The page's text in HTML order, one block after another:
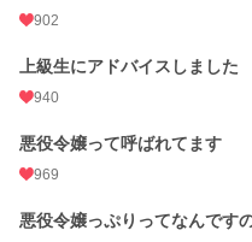
902
上級生にアドバイスしました
940
悪役令嬢って呼ばれてます
969
悪役令嬢っぷりってなんです